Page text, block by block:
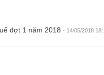
đợt 1 năm 2018 - 14/05/2018